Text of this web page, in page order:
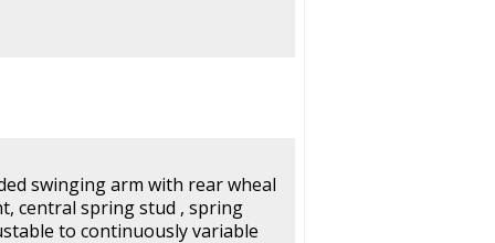
swinging arm with rear wheal
central spring stud , spring
to continuously variable